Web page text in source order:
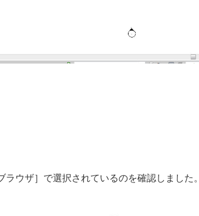
ウザ］で選択されているのを確認しました。